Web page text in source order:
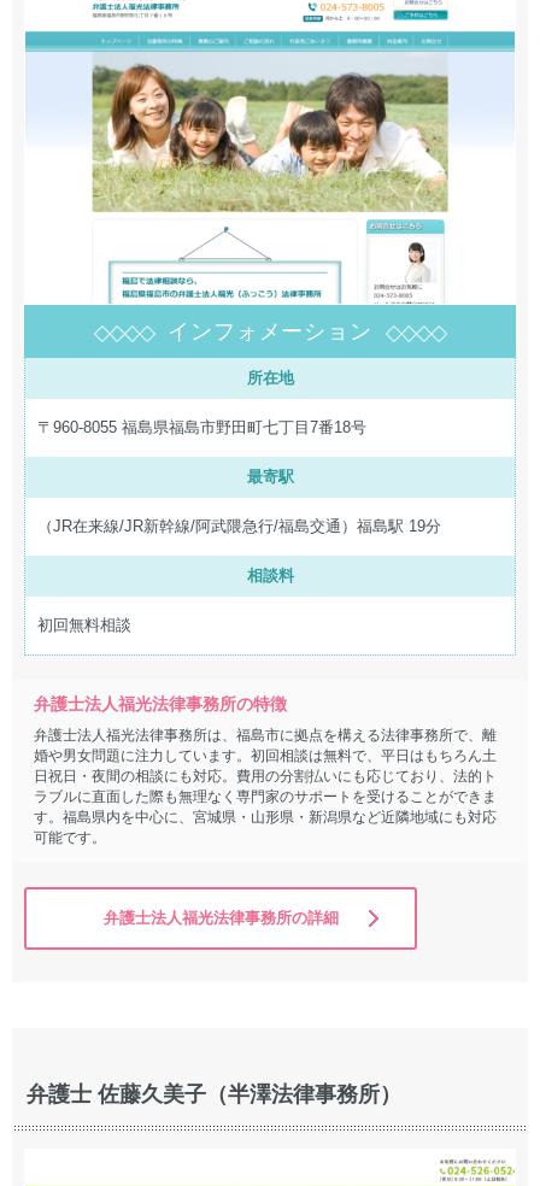
インフォメーション
所在地
〒960-8055 福島県福島市野田町七丁目7番18号
最寄駅
（JR在来線/JR新幹線/阿武隈急行/福島交通）福島駅 19分
相談料
初回無料相談
弁護士法人福光法律事務所の特徴
弁護士法人福光法律事務所は、福島市に拠点を構える法律事務所で、離
婚や男女問題に注力しています。初回相談は無料で、平日はもちろん土
日祝日・夜間の相談にも対応。費用の分割払いにも応じており、法的ト
ラブルに直面した際も無理なく専門家のサポートを受けることができま
す。福島県内を中心に、宮城県・山形県・新潟県など近隣地域にも対応
可能です。
弁護士法人福光法律事務所の詳細
弁護士 佐藤久美子（半澤法律事務所）